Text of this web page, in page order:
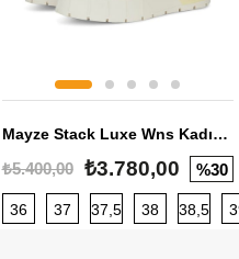
40 40,5 41 42 42,5
Mayze Stack Luxe Wns Kadın Sneaker
₺5.400,00 ₺3.780,00 %30
36 37 37,5 38 38,5